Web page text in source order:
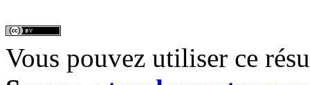
Vous pouvez utiliser ce